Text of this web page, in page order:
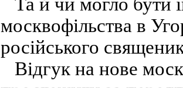
москвофільства в
російського
Відгук на нове